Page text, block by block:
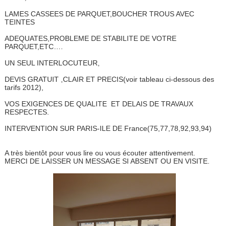
LAMES CASSEES DE PARQUET,BOUCHER TROUS AVEC
TEINTES
ADEQUATES,PROBLEME DE STABILITE DE VOTRE
PARQUET,ETC….
UN SEUL INTERLOCUTEUR,
DEVIS GRATUIT ,CLAIR ET PRECIS(voir tableau ci-dessous des
tarifs 2012),
VOS EXIGENCES DE QUALITE ET DELAIS DE TRAVAUX
RESPECTES.
INTERVENTION SUR PARIS-ILE DE France(75,77,78,92,93,94)
A très bientôt pour vous lire ou vous écouter attentivement.
MERCI DE LAISSER UN MESSAGE SI ABSENT OU EN VISITE.